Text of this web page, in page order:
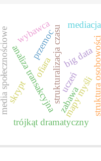
zabawa
strukturalizacja czasu
analiza transakcyjna big datastruktura
media społecznościowe uczeń
trójkąt dramatyczny
ofiara
wybawca
przemoc
skrypt mapy myśli
mediacja